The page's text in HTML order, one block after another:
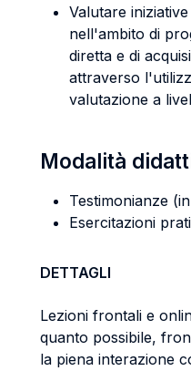
Valutare
nell'ambito di
diretta e di
attraverso
valutazione a
Modalità
Testimonianze
Esercitazioni
DETTAGLI
Lezioni frontali e
quanto possibile,
la piena interazione